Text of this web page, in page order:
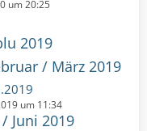
um 20:25
2019
/ März 2019
um 11:34
Juni 2019